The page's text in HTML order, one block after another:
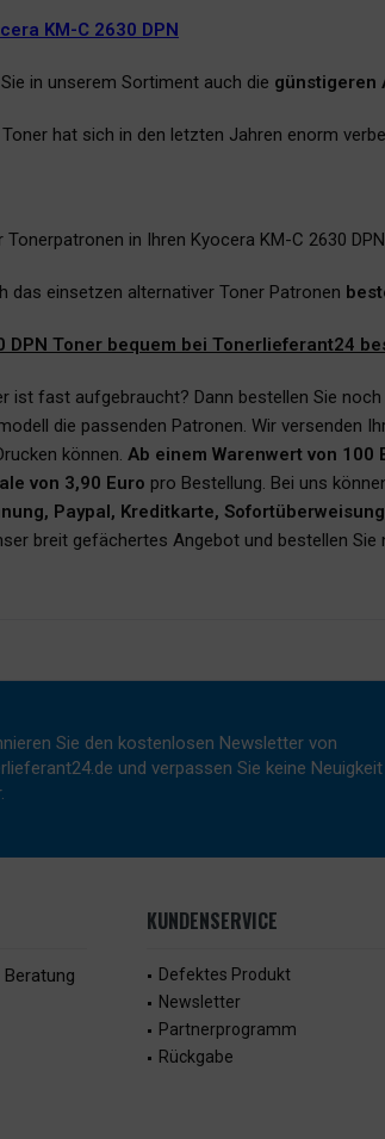
KM-C 2630 DPN
in unserem Sortiment auch die günstigeren
hat sich in den letzten Jahren enorm
in Ihren Kyocera KM-C 2630
das einsetzen alternativer Toner Patronen
DPN Toner bequem bei Tonerlieferant24
ist fast aufgebraucht? Dann bestellen Sie
die passenden Patronen. Wir versenden
können. Ab einem Warenwert von 100
von 3,90 Euro pro Bestellung. Bei uns
Paypal, Kreditkarte,
breit gefächertes Angebot und bestellen
Sie den kostenlosen Newsletter von
und verpassen Sie keine
KUNDENSERVICE
Defektes Produkt
Newsletter
Partnerprogramm
Rückgabe